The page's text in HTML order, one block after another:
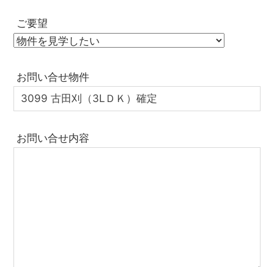
ご要望
お問い合せ物件
お問い合せ内容